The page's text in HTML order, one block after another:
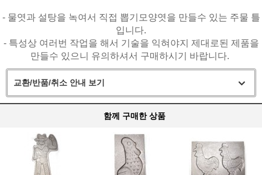
- 물엿과 설탕을 녹여서 직접 뽑기모양엿을 만들수 있는 주물 틀
입니다.
- 특성상 여러번 작업을 해서 기술을 익혀야지 제대로된 제품을
만들수 있으니 유의하셔서 구매하시기 바랍니다.
교환/반품/취소 안내 보기
함께 구매한 상품